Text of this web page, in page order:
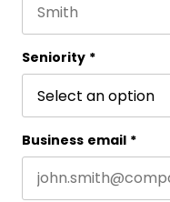
Seniority *
Business email *